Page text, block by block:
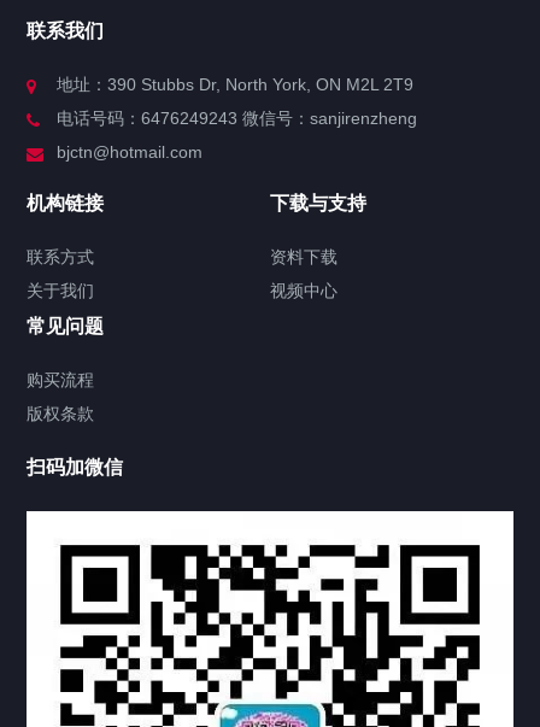
服务分类
签署类文件海牙认证程序费用
视频中心
热门标签 TAG
机构链接
联系方式 关于我们
下载与支持
联系我们
地址：390 Stubbs Dr, North York, ON M2L 2T9
电话号码：6476249243 微信号：sanjirenzheng
bjctn@hotmail.com
机构链接
联系方式
关于我们
下载与支持
资料下载
视频中心
常见问题
购买流程
版权条款
扫码加微信